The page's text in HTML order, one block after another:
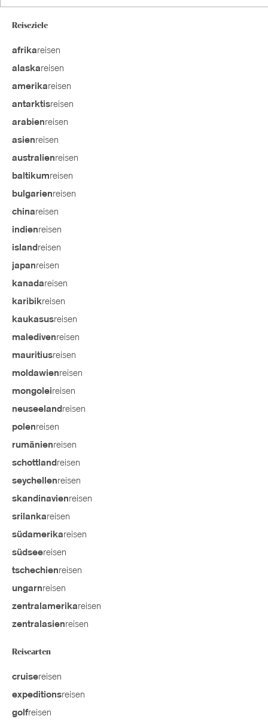
Reiseziele
afrikareisen
alaskareisen
amerikareisen
antarktisreisen
arabienreisen
asienreisen
australienreisen
baltikumreisen
bulgarienreisen
chinareisen
indienreisen
island reisen
japanreisen
kanadareisen
karibikreisen
kaukasusreisen
maledivenreisen
mauritiusreisen
moldawienreisen
mongoleireisen
neuseeland reisen
polenreisen
rumänienreisen
schottland reisen
seychellenreisen
skandinavienreisen
srilankareisen
südamerikareisen
südseereisen
tschechienreisen
ungarnreisen
zentralamerikareisen
zentralasienreisen
Reisearten
cruisereisen
expeditionsreisen
golfreisen